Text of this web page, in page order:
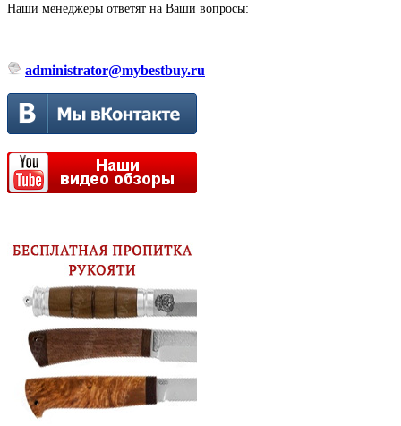
Наши менеджеры ответят на Ваши вопросы:
administrator@mybestbuy.ru